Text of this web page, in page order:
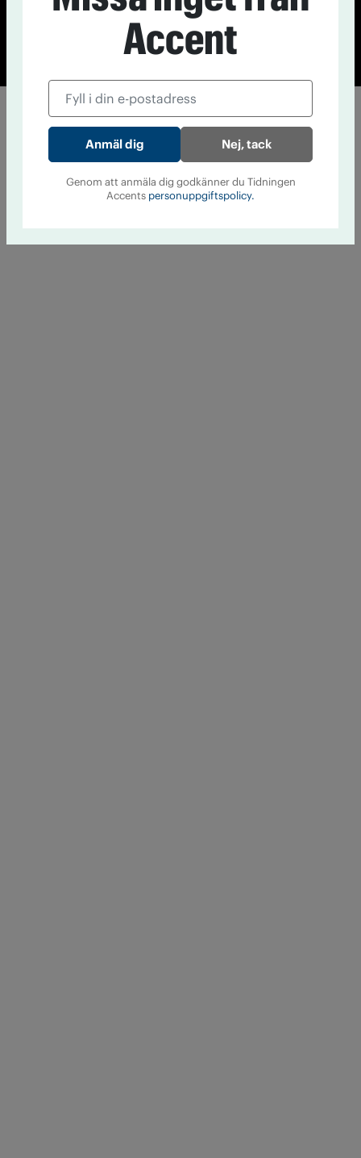
© Tidningen Accent 2026
Cookiepolicy
Personuppgiftspolicy
Accent
Nej, tack
Genom att anmäla dig godkänner du Tidningen
Accents personuppgiftspolicy.